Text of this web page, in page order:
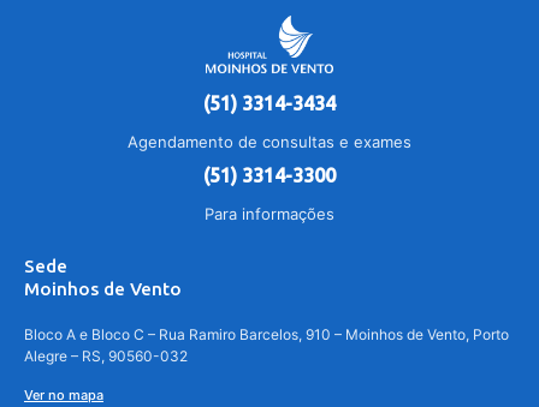
(51) 3314-3434
Agendamento de consultas e exames
(51) 3314-3300
Para informações
Sede
Moinhos de Vento
Bloco A e Bloco C – Rua Ramiro Barcelos, 910 – Moinhos de Vento, Porto
Alegre – RS, 90560-032
Ver no mapa